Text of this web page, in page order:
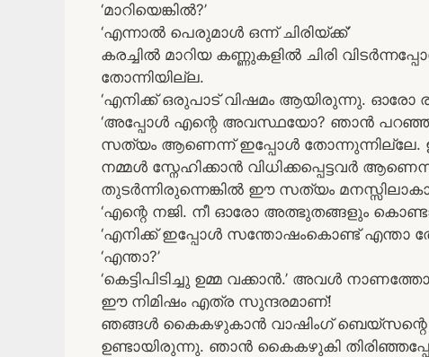
‘മാറിയെങ്കിൽ?’
‘എന്നാൽ പെരുമാൾ ഒന്ന് ചിരിയ്ക്ക്’
കരച്ചിൽ മാറിയ കണ്ണുകളിൽ ചിരി
തോന്നിയില്ല.
‘എനിക്ക് ഒരുപാട് വിഷമം ആയിരുന്നു. ഓരോ
‘അപ്പോൾ എന്റെ അവസ്ഥയോ? ഞാൻ
സത്യം ആണെന്ന് ഇപ്പോൾ തോന്നുന്നില്ലേ.
നമ്മൾ സ്നേഹിക്കാൻ വിധിക്കപ്പെട്ടവർ
തുടർന്നിരുന്നെങ്കിൽ ഈ സത്യം
‘എന്റെ നജി. നീ ഓരോ അത്ഭുതങ്ങളും
‘എനിക്ക് ഇപ്പോൾ സന്തോഷംകൊണ്ട് എന്താ
‘എന്താ?’
‘കെട്ടിപിടിച്ചു ഉമ്മ വക്കാൻ.’ അവൾ
ഈ നിമിഷം എത്ര സുന്ദരമാണ്!
ഞങ്ങൾ കൈകഴുകാൻ വാഷിംഗ്
ഉണ്ടായിരുന്നു. ഞാൻ കൈകഴുകി